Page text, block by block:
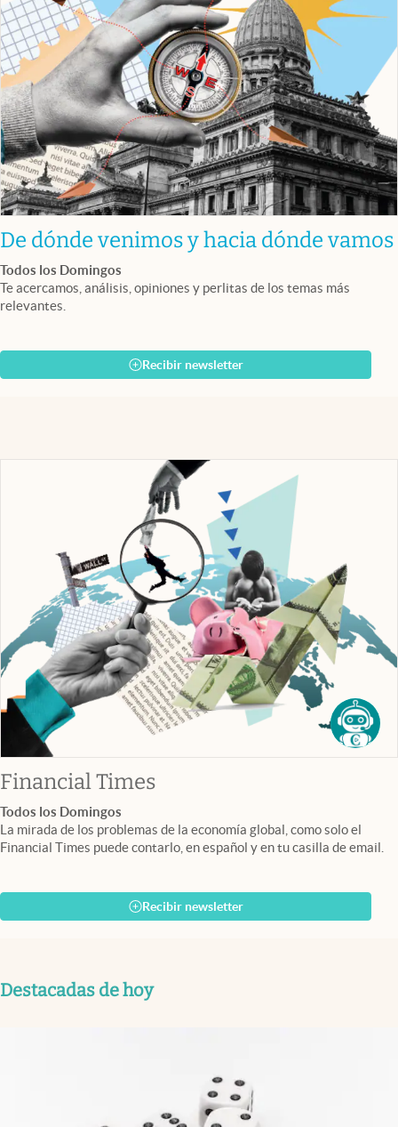
De dónde venimos y hacia dónde vamos
Todos los Domingos
Te acercamos, análisis, opiniones y perlitas de los temas más
relevantes.
Recibir newsletter
Financial Timesabre en nueva pestaña
Todos los Domingos
La mirada de los problemas de la economía global, como solo el
Financial Times puede contarlo, en español y en tu casilla de email.
Recibir newsletter
Destacadas de hoy